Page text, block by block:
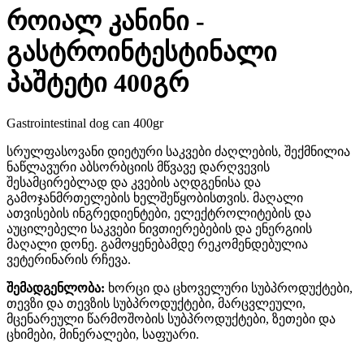
როიალ კანინი -
გასტროინტესტინალი
პაშტეტი 400გრ
Gastrointestinal dog can 400gr
სრულფასოვანი დიეტური საკვები ძაღლების, შექმნილია
ნაწლავური აბსორბციის მწვავე დარღვევის
შესამცირებლად და კვების აღდგენისა და
გამოჯანმრთელების ხელშეწყობისთვის. მაღალი
ათვისების ინგრედიენტები, ელექტროლიტების და
აუცილებელი საკვები ნივთიერებების და ენერგიის
მაღალი დონე. გამოყენებამდე რეკომენდებულია
ვეტერინარის რჩევა.
შემადგენლობა: ხორცი და ცხოველური სუბპროდუქტები,
თევზი და თევზის სუბპროდუქტები, მარცვლეული,
მცენარეული წარმოშობის სუბპროდუქტები, ზეთები და
ცხიმები, მინერალები, საფუარი.